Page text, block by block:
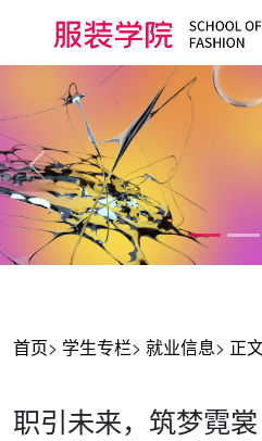
Previous
首页> 学生专栏> 就业信息> 正
职引未来，筑梦霓